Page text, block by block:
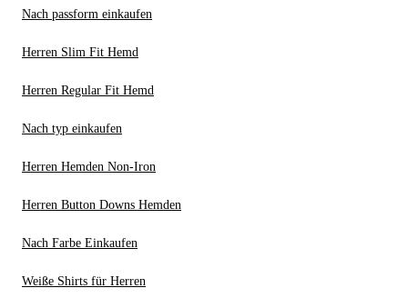
Nach passform einkaufen
Herren Slim Fit Hemd
Herren Regular Fit Hemd
Nach typ einkaufen
Herren Hemden Non-Iron
Herren Button Downs Hemden
Nach Farbe Einkaufen
Weiße Shirts für Herren